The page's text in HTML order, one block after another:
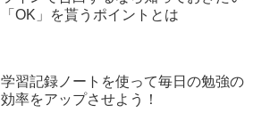
「OK」を貰うポイントとは
学習記録ノートを使って毎日の勉強の
効率をアップさせよう！